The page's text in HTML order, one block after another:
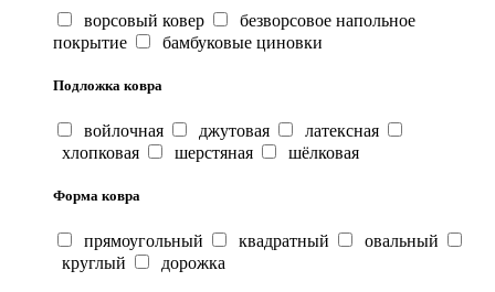
ворсовый ковер
безворсовое напольное
покрытие
бамбуковые циновки
Подложка ковра
войлочная джутовая
латексная
хлопковая
шерстяная шёлковая
Форма ковра
прямоугольный квадратный
овальный
круглый
дорожка